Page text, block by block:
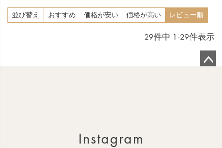
並び替え おすすめ 価格が安い 価格が高い レビュー順
29件中 1 -29件表示
Instagram